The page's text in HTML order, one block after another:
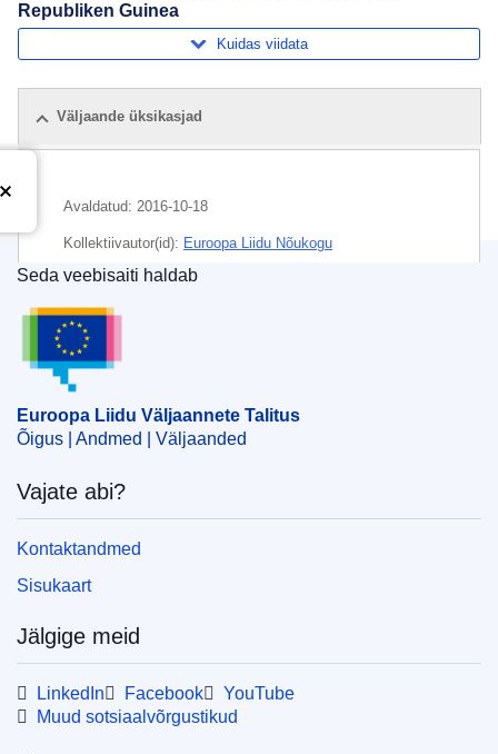
Republiken Guinea
Kuidas viidata
Väljaande üksikasjad
Avaldatud: 2016-10-18
Kollektiivautor(id): Euroopa Liidu Nõukogu
majanduslikud sanktsioonid
CELEX : 52016XG1018(01)
OJ : JOC_2016_384_R_0002
Euroopa Liidu Väljaannete Talitus
Seda veebisaiti haldab
Euroopa Liidu Väljaannete Talitus
Õigus | Andmed | Väljaanded
Vajate abi?
Kontaktandmed
Sisukaart
Jälgige meid
LinkedIn Facebook
YouTube
Muud sotsiaalvõrgustikud